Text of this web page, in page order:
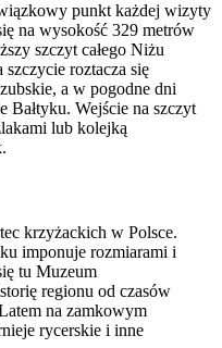
punkt każdej wizyty
na wysokość 329 metrów
szczyt całego Niżu
roztacza się
a w pogodne dni
Bałtyku. Wejście na szczyt
lub kolejką
krzyżackich w Polsce.
imponuje rozmiarami i
tu Muzeum
regionu od czasów
na zamkowym
rycerskie i inne